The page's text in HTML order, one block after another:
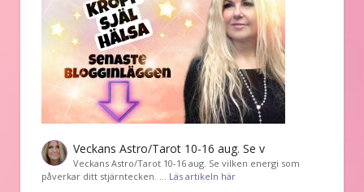
Veckans Astro/Tarot 10-16 aug. Se v
Veckans Astro/Tarot 10-16 aug. Se vilken energi som
påverkar ditt stjärntecken. … Läs artikeln här